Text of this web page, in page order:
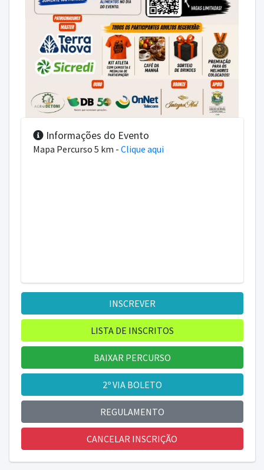
Informações do Evento
Mapa Percurso 5 km - Clique aqui
INSCREVER
LISTA DE INSCRITOS
BAIXAR PERCURSO
2º VIA BOLETO
REGULAMENTO
CANCELAR INSCRIÇÃO